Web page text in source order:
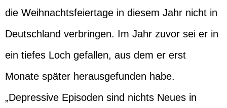
die Weihnachtsfeiertage in diesem Jahr nicht in
Deutschland verbringen. Im Jahr zuvor sei er in
ein tiefes Loch gefallen, aus dem er erst
Monate später herausgefunden habe.
„Depressive Episoden sind nichts Neues in